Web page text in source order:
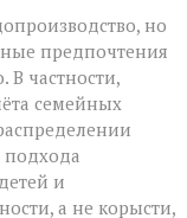
но
предпочтения
В частности,
семейных
подхода
и
а не корысти,